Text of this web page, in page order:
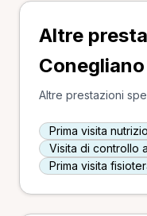
Altre
Conegliano
Altre prestazioni
Prima visita
Visita di controllo
Prima visita